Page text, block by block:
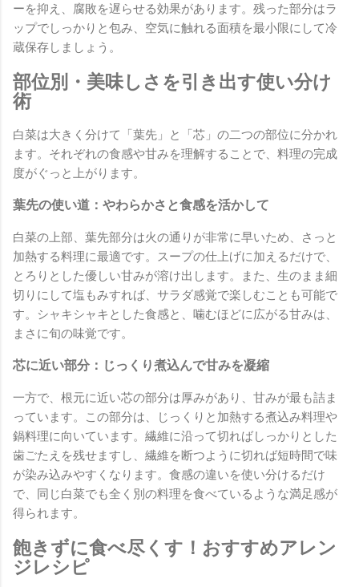
ーを抑え、腐敗を遅らせる効果があります。残った部分はラ
ップでしっかりと包み、空気に触れる面積を最小限にして冷
蔵保存しましょう。
部位別・美味しさを引き出す使い分け
術
白菜は大きく分けて「葉先」と「芯」の二つの部位に分かれ
ます。それぞれの食感や甘みを理解することで、料理の完成
度がぐっと上がります。
葉先の使い道：やわらかさと食感を活かして
白菜の上部、葉先部分は火の通りが非常に早いため、さっと
加熱する料理に最適です。スープの仕上げに加えるだけで、
とろりとした優しい甘みが溶け出します。また、生のまま細
切りにして塩もみすれば、サラダ感覚で楽しむことも可能で
す。シャキシャキとした食感と、噛むほどに広がる甘みは、
まさに旬の味覚です。
芯に近い部分：じっくり煮込んで甘みを凝縮
一方で、根元に近い芯の部分は厚みがあり、甘みが最も詰ま
っています。この部分は、じっくりと加熱する煮込み料理や
鍋料理に向いています。繊維に沿って切ればしっかりとした
歯ごたえを残せますし、繊維を断つように切れば短時間で味
が染み込みやすくなります。食感の違いを使い分けるだけ
で、同じ白菜でも全く別の料理を食べているような満足感が
得られます。
飽きずに食べ尽くす！おすすめアレン
ジレシピ